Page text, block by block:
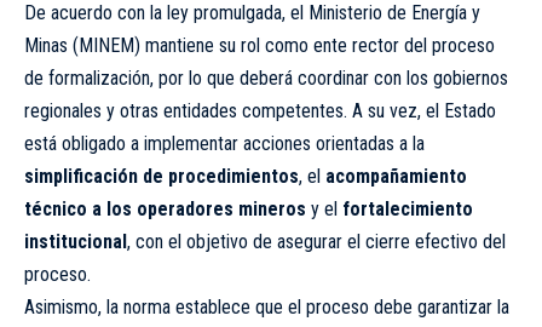
De acuerdo con la ley promulgada, el Ministerio de Energía y
Minas ( MINEM) mantiene su rol como ente rector del proceso
de formalización, por lo que deberá coordinar con los gobiernos
regionales y otras entidades competentes. A su vez, el Estado
está obligado a implementar acciones orientadas a la
simplificación de procedimientos, el acompañamiento
técnico a los operadores mineros y el fortalecimiento
institucional , con el objetivo de asegurar el cierre efectivo del
proceso.
Asimismo, la norma establece que el proceso debe garantizar la